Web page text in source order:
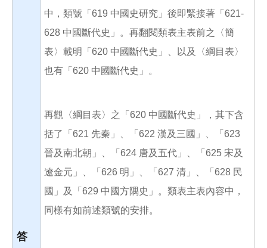
答
中，類號「619 中國史研究」後即緊接著「621-
628 中國斷代史」。再翻閱類表主表前之〈簡
表〉載明「620 中國斷代史」、以及〈綱目表〉
也有「620 中國斷代史」。
再觀〈綱目表〉之「620 中國斷代史」，其下含
括了「621 先秦」、「622 漢及三國」、「623
晉及南北朝」、「624 唐及五代」、「625 宋及
遼金元」、「626 明」、「627 清」、「628 民
國」及「629 中國方隅史」。類表主表內容中，
同樣有如前述類號的安排。